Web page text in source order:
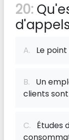
20:
A. Le
B. Un
clients
C. Études